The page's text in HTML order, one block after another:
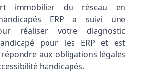
immobilier du réseau en
ERP a suivi une
réaliser votre diagnostic
pour les ERP et est
aux obligations légales
handicapés.